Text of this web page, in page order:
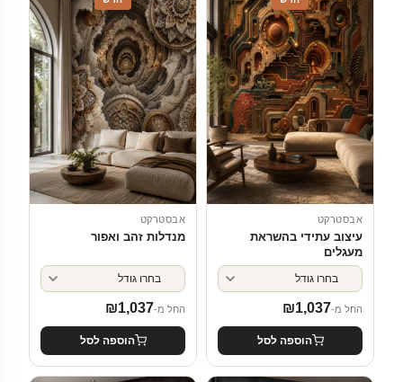
אבסטרקט
עיצוב עתידי בהשראת
מעגלים
החל מ- ₪1,037
הוספה לסל
אבסטרקט
מנדלות זהב ואפור
החל מ- ₪1,037
הוספה לסל